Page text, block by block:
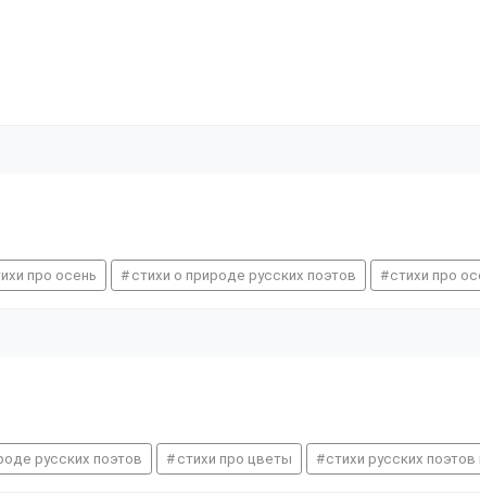
про осень стихи о природе русских поэтов стихи про
русских поэтов стихи про цветы стихи русских